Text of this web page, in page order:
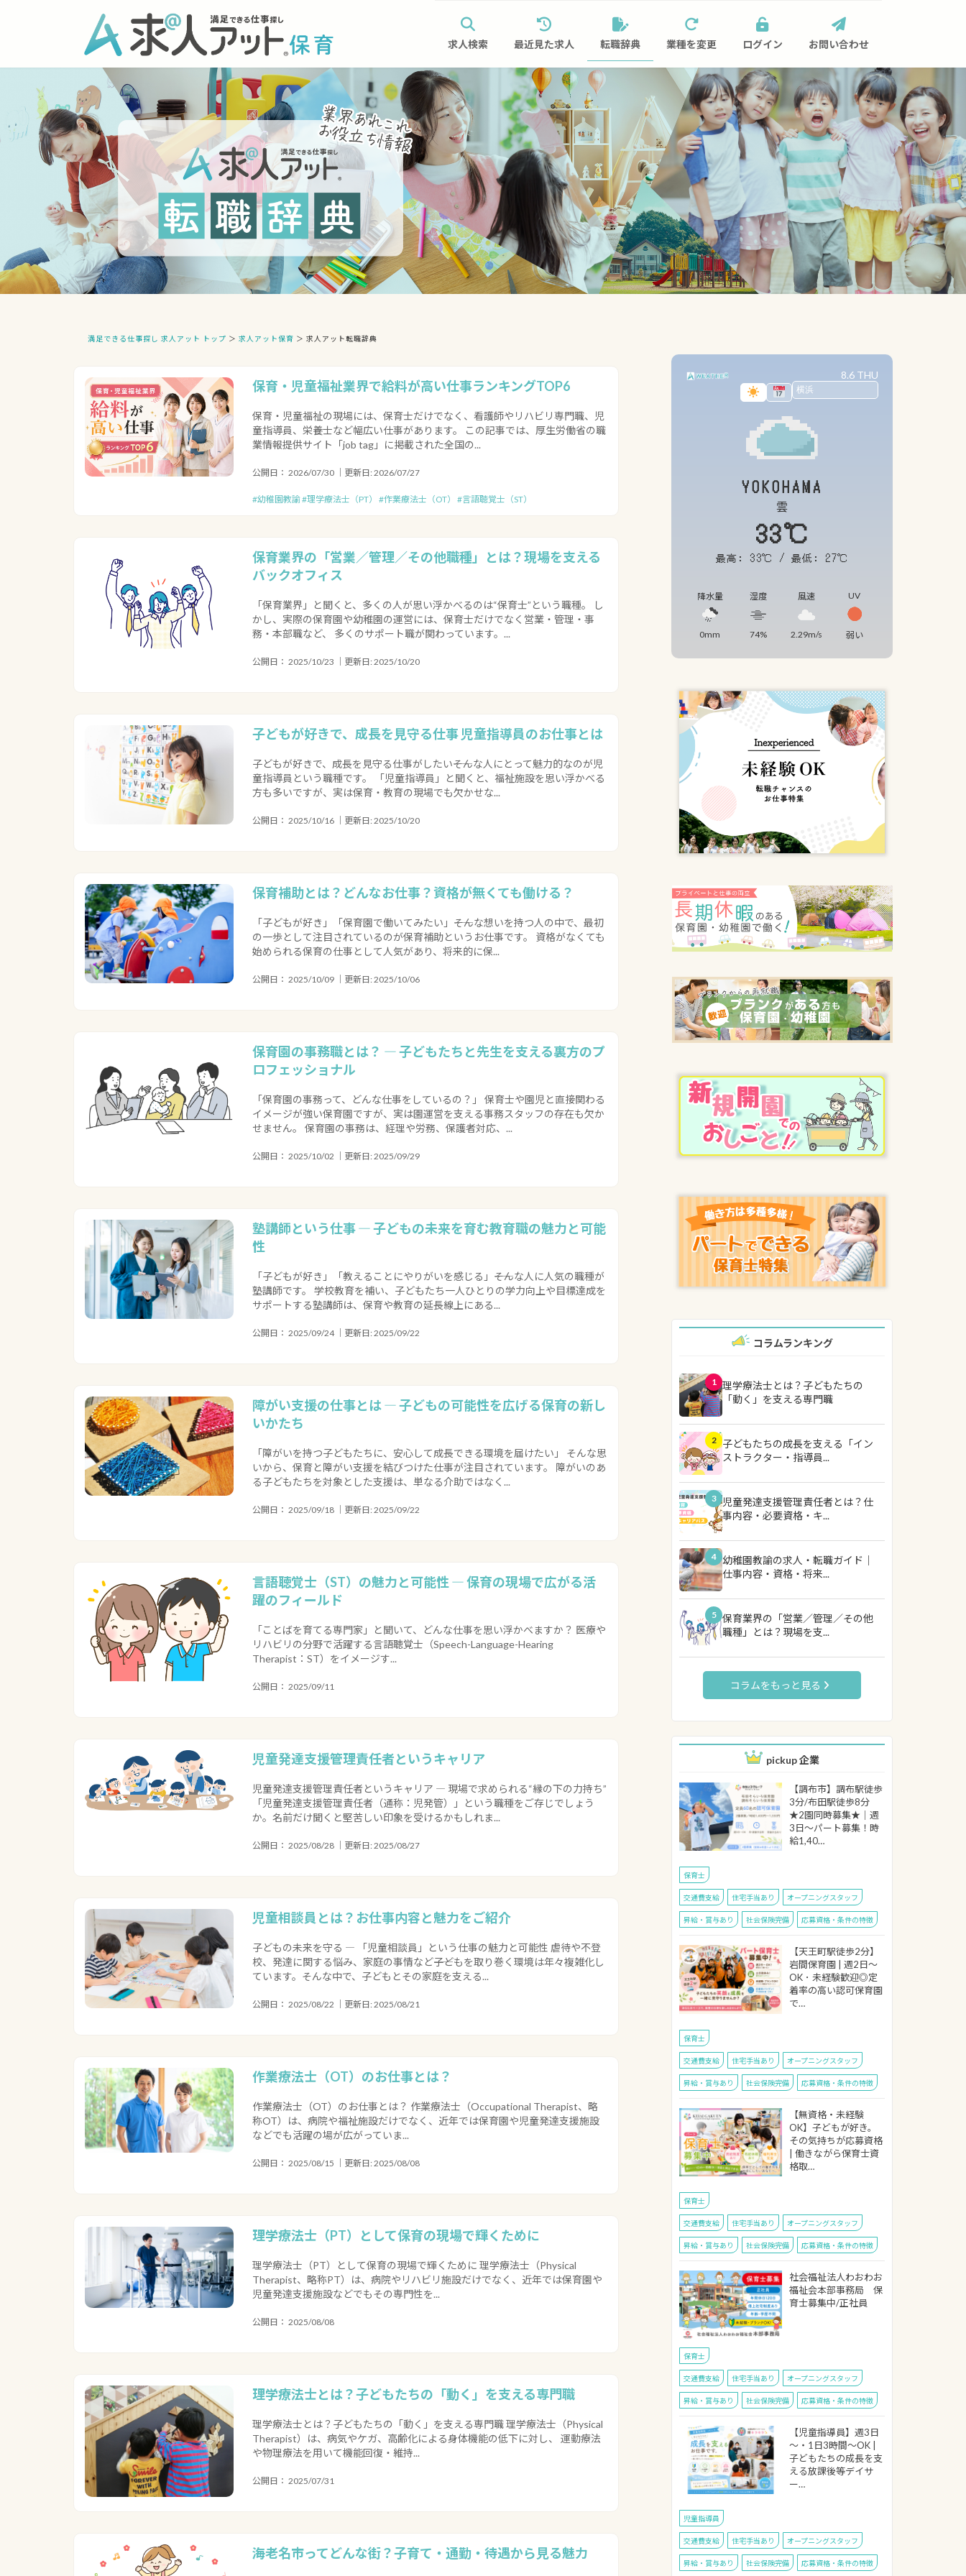
キ
ッ
に
移
求人検索 最近見た求人 転職辞典 業種を変更 ログイン お問い合わせ
満足できる仕事探し 求人アット トップ ＞ 求人アット保育 ＞ 求人アット転職辞典
保育・児童福祉業界で給料が高い仕事ランキングTOP6
保育・児童福祉の現場には、保育士だけでなく、看護師やリハビリ専門職、児
童指導員、栄養士など幅広い仕事があります。 この記事では、厚生労働省の職
業情報提供サイト「job tag」に掲載された全国の...
公開日： 2026/07/30 ｜更新日: 2026/07/27
#幼稚園教諭 #理学療法士（PT） #作業療法士（OT） #言語聴覚士（ST）
保育業界の「営業／管理／その他職種」とは？現場を支える
バックオフィス
「保育業界」と聞くと、多くの人が思い浮かべるのは“保育士”という職種。 し
かし、実際の保育園や幼稚園の運営には、保育士だけでなく営業・管理・事
務・本部職など、 多くのサポート職が関わっています。...
公開日： 2025/10/23 ｜更新日: 2025/10/20
子どもが好きで、成長を見守る仕事 児童指導員のお仕事とは
子どもが好きで、成長を見守る仕事がしたい――そんな人にとって魅力的なのが児
童指導員という職種です。 「児童指導員」と聞くと、福祉施設を思い浮かべる
方も多いですが、実は保育・教育の現場でも欠かせな...
公開日： 2025/10/16 ｜更新日: 2025/10/20
保育補助とは？どんなお仕事？資格が無くても働ける？
「子どもが好き」「保育園で働いてみたい」――そんな想いを持つ人の中で、最初
の一歩として注目されているのが保育補助というお仕事です。 資格がなくても
始められる保育の仕事として人気があり、将来的に保...
公開日： 2025/10/09 ｜更新日: 2025/10/06
保育園の事務職とは？ ― 子どもたちと先生を支える裏方のプ
ロフェッショナル
「保育園の事務って、どんな仕事をしているの？」 保育士や園児と直接関わる
イメージが強い保育園ですが、実は園運営を支える事務スタッフの存在も欠か
せません。 保育園の事務は、経理や労務、保護者対応、...
公開日： 2025/10/02 ｜更新日: 2025/09/29
塾講師という仕事 ― 子どもの未来を育む教育職の魅力と可能
性
「子どもが好き」「教えることにやりがいを感じる」――そんな人に人気の職種が
塾講師です。 学校教育を補い、子どもたち一人ひとりの学力向上や目標達成を
サポートする塾講師は、保育や教育の延長線上にある...
公開日： 2025/09/24 ｜更新日: 2025/09/22
障がい支援の仕事とは ― 子どもの可能性を広げる保育の新し
いかたち
「障がいを持つ子どもたちに、安心して成長できる環境を届けたい」 そんな思
いから、保育と障がい支援を結びつけた仕事が注目されています。 障がいのあ
る子どもたちを対象とした支援は、単なる介助ではなく...
公開日： 2025/09/18 ｜更新日: 2025/09/22
言語聴覚士（ST）の魅力と可能性 ― 保育の現場で広がる活
躍のフィールド
「ことばを育てる専門家」と聞いて、どんな仕事を思い浮かべますか？ 医療や
リハビリの分野で活躍する言語聴覚士（Speech-Language-Hearing
Therapist：ST）をイメージす...
公開日： 2025/09/11
児童発達支援管理責任者というキャリア
児童発達支援管理責任者というキャリア ― 現場で求められる“縁の下の力持ち”
「児童発達支援管理責任者（通称：児発管）」という職種をご存じでしょう
か。名前だけ聞くと堅苦しい印象を受けるかもしれま...
公開日： 2025/08/28 ｜更新日: 2025/08/27
児童相談員とは？お仕事内容と魅力をご紹介
子どもの未来を守る ― 「児童相談員」という仕事の魅力と可能性 虐待や不登
校、発達に関する悩み、家庭の事情など――子どもを取り巻く環境は年々複雑化し
ています。そんな中で、子どもとその家庭を支える...
公開日： 2025/08/22 ｜更新日: 2025/08/21
作業療法士（OT）のお仕事とは？
作業療法士（OT）のお仕事とは？ 作業療法士（Occupational Therapist、略
称OT）は、病院や福祉施設だけでなく、近年では保育園や児童発達支援施設
などでも活躍の場が広がっていま...
公開日： 2025/08/15 ｜更新日: 2025/08/08
理学療法士（PT）として保育の現場で輝くために
理学療法士（PT）として保育の現場で輝くために 理学療法士（Physical
Therapist、略称PT）は、病院やリハビリ施設だけでなく、近年では保育園や
児童発達支援施設などでもその専門性を...
公開日： 2025/08/08
理学療法士とは？子どもたちの「動く」を支える専門職
理学療法士とは？子どもたちの「動く」を支える専門職 理学療法士（Physical
Therapist）は、病気やケガ、高齢化による身体機能の低下に対し、 運動療法
や物理療法を用いて機能回復・維持...
公開日： 2025/07/31
海老名市ってどんな街？子育て・通勤・待遇から見る魅力
8.6 THU
YOKOHAMA
雲
33℃
最高: 33℃ / 最低: 27℃
降水量
0mm
湿度
74%
風速
2.29m/s
UV
弱い
コラムランキング
1
理学療法士とは？子どもたちの
「動く」を支える専門職
2
子どもたちの成長を支える「イン
ストラクター・指導員...
3
児童発達支援管理責任者とは？仕
事内容・必要資格・キ...
4
幼稚園教諭の求人・転職ガイド｜
仕事内容・資格・将来...
5 保育業界の「営業／管理／その他
職種」とは？現場を支...
コラムをもっと見る
pickup 企業
【調布市】調布駅徒歩
3分/布田駅徒歩8分
★2園同時募集★｜週
3日～パート募集！時
給1,40…
保育士
交通費支給 住宅手当あり オープニングスタッフ
昇給・賞与あり 社会保険完備 応募資格・条件の特徴
【天王町駅徒歩2分】
岩間保育園 | 週2日～
OK ･ 未経験歓迎◎定
着率の高い認可保育園
で…
保育士
交通費支給 住宅手当あり オープニングスタッフ
昇給・賞与あり 社会保険完備 応募資格・条件の特徴
【無資格・未経験
OK】子どもが好き。
その気持ちが応募資格
| 働きながら保育士資
格取…
保育士
交通費支給 住宅手当あり オープニングスタッフ
昇給・賞与あり 社会保険完備 応募資格・条件の特徴
社会福祉法人わおわお
福祉会本部事務局 保
育士募集中/正社員
保育士
交通費支給 住宅手当あり オープニングスタッフ
昇給・賞与あり 社会保険完備 応募資格・条件の特徴
【児童指導員】週3日
～・1日3時間～OK |
子どもたちの成長を支
える放課後等デイサ
ー…
児童指導員
交通費支給 住宅手当あり オープニングスタッフ
昇給・賞与あり 社会保険完備 応募資格・条件の特徴